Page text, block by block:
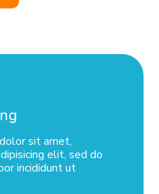
sit amet,
elit, sed do
incididunt ut